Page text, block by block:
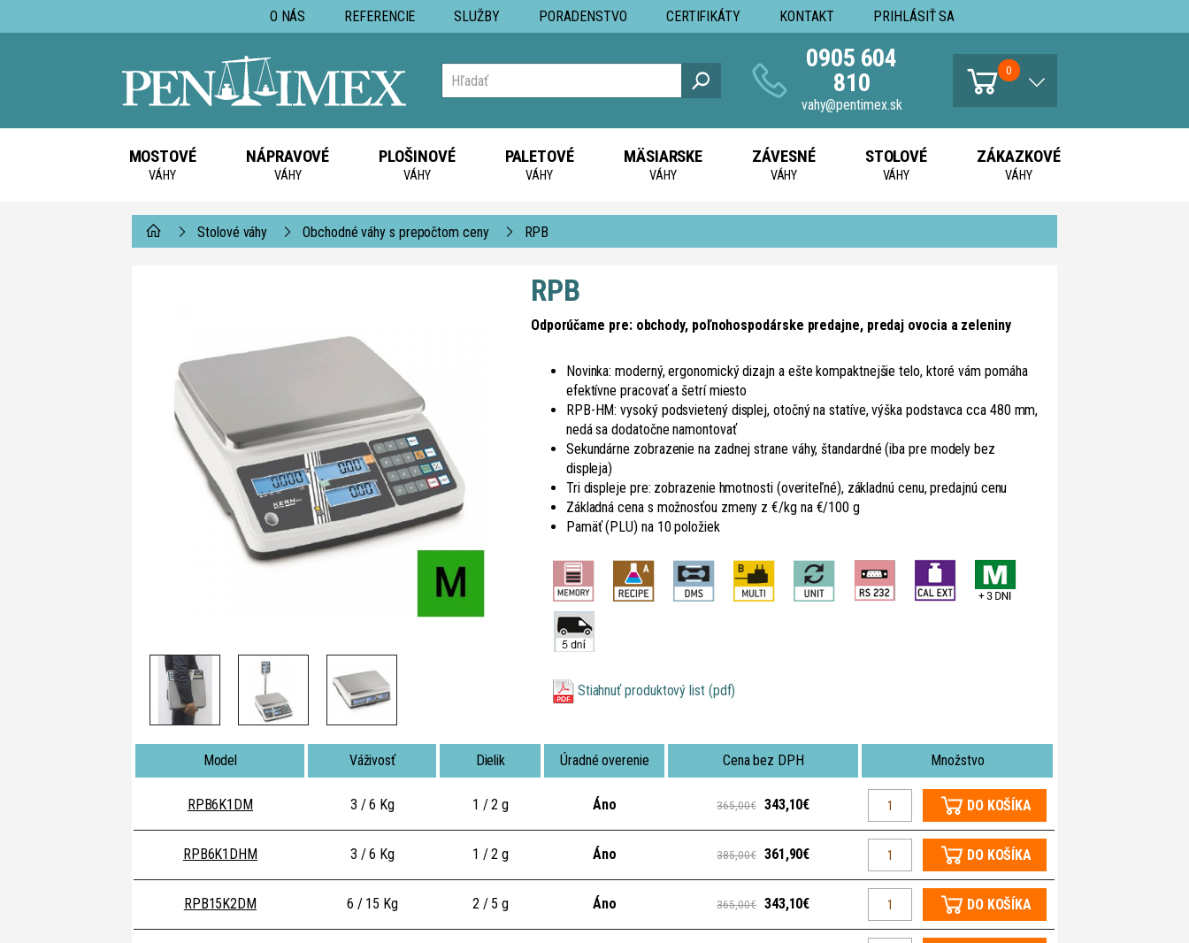
O NÁS REFERENCIE SLUŽBY PORADENSTVO CERTIFIKÁTY KONTAKT PRIHLÁSIŤ SA
0905 604
810
vahy@pentimex.sk
0
MOSTOVÉ
VÁHY
NÁPRAVOVÉ
VÁHY
PLOŠINOVÉ
VÁHY
PALETOVÉ
VÁHY
MÄSIARSKE
VÁHY
ZÁVESNÉ
VÁHY
STOLOVÉ
VÁHY
ZÁKAZKOVÉ
VÁHY
Stolové váhy Obchodné váhy s prepočtom ceny RPB
RPB
Odporúčame pre: obchody, poľnohospodárske predajne, predaj ovocia a zeleniny
Novinka: moderný, ergonomický dizajn a ešte kompaktnejšie telo, ktoré vám pomáha
efektívne pracovať a šetrí miesto
RPB-HM: vysoký podsvietený displej, otočný na statíve, výška podstavca cca 480 mm,
nedá sa dodatočne namontovať
Sekundárne zobrazenie na zadnej strane váhy, štandardné (iba pre modely bez
displeja)
Tri displeje pre: zobrazenie hmotnosti (overiteľné), základnú cenu, predajnú cenu
Základná cena s možnosťou zmeny z €/kg na €/100 g
Pamäť (PLU) na 10 položiek
Stiahnuť produktový list (pdf)
Model Váživosť Dielik Úradné overenie Cena bez DPH Množstvo
RPB6K1DM 3 / 6 Kg 1 / 2 g Áno 365,00€ 343,10€ DO KOŠÍKA
RPB6K1DHM 3 / 6 Kg 1 / 2 g Áno 385,00€ 361,90€ DO KOŠÍKA
RPB15K2DM 6 / 15 Kg 2 / 5 g Áno 365,00€ 343,10€ DO KOŠÍKA